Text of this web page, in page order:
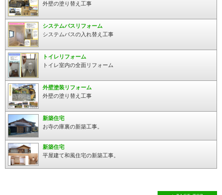
外壁の塗り替え工事
システムバスリフォーム
システムバスの入れ替え工事
トイレリフォーム
トイレ室内の全面リフォーム
外壁塗装リフォーム
外壁の塗り替え工事
新築住宅
お寺の庫裏の新築工事。
新築住宅
平屋建て和風住宅の新築工事。